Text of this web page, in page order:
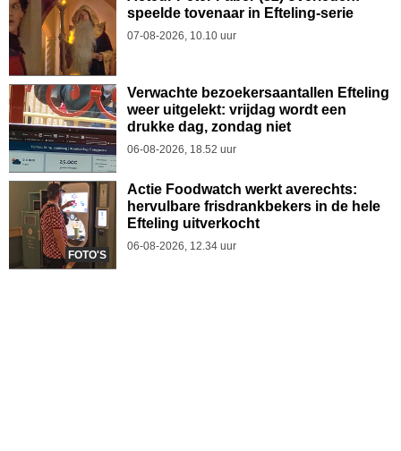
speelde tovenaar in Efteling-serie
07-08-2026, 10.10 uur
Verwachte bezoekersaantallen Efteling
weer uitgelekt: vrijdag wordt een
drukke dag, zondag niet
06-08-2026, 18.52 uur
FOTO'S
Actie Foodwatch werkt averechts:
hervulbare frisdrankbekers in de hele
Efteling uitverkocht
06-08-2026, 12.34 uur